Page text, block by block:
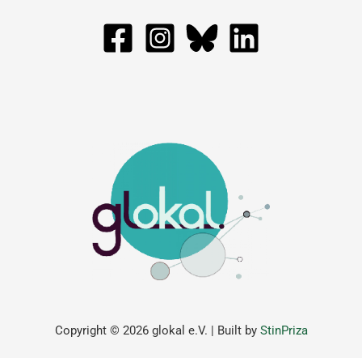
Copyright © 2026 glokal e.V. | Built by StinPriza